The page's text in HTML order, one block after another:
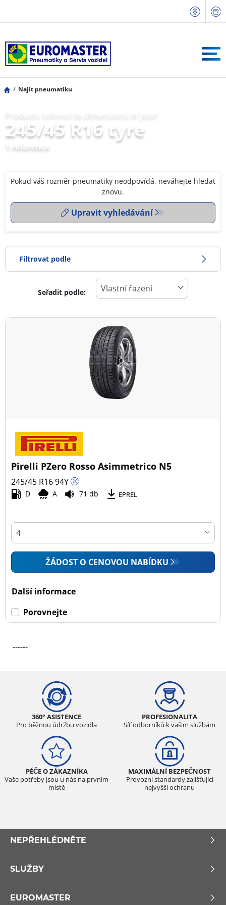
Najít pneumatiku
245/45 R16 tyre
1 reference
Pokud váš rozměr pneumatiky neodpovídá, neváhejte hledat
znovu.
Upravit vyhledávání
Filtrovat podle
Všechny typy (1)
Typ vozidla
Všechny typy (1)
Osobní vůz (1)
4x4 (0)
Zemědělská technika (0)
Dojezdové
Dojezdové (0)
Ne dojezdové (1)
Seřadit podle:
Pirelli PZero Rosso Asimmetrico N5
245/45 R1694Y
D A 71 db EPREL
ŽÁDOST O CENOVOU NABÍDKU
Další informace
Porovnejte
------
360° ASISTENCE
Pro běžnou údržbu vozidla
PROFESIONALITA
Síť odborníků k vašim službám
PÉČE O ZÁKAZNÍKA
Vaše potřeby jsou u nás na prvním
místě
MAXIMÁLNÍ BEZPEČNOST
Provozní standardy zajišťující
nejvyšší ochranu
NEPŘEHLÉDNĚTE
SLUŽBY
EUROMASTER